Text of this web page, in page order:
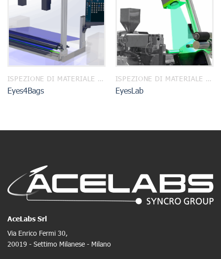
ISPEZIONE DI MATERIALE IN CONTINUO
Eyes4Bags
ISPEZIONE DI MATERIALE IN CONTINUO
EyesLab
AceLabs Srl
Via Enrico Fermi 30,
20019 - Settimo Milanese - Milano